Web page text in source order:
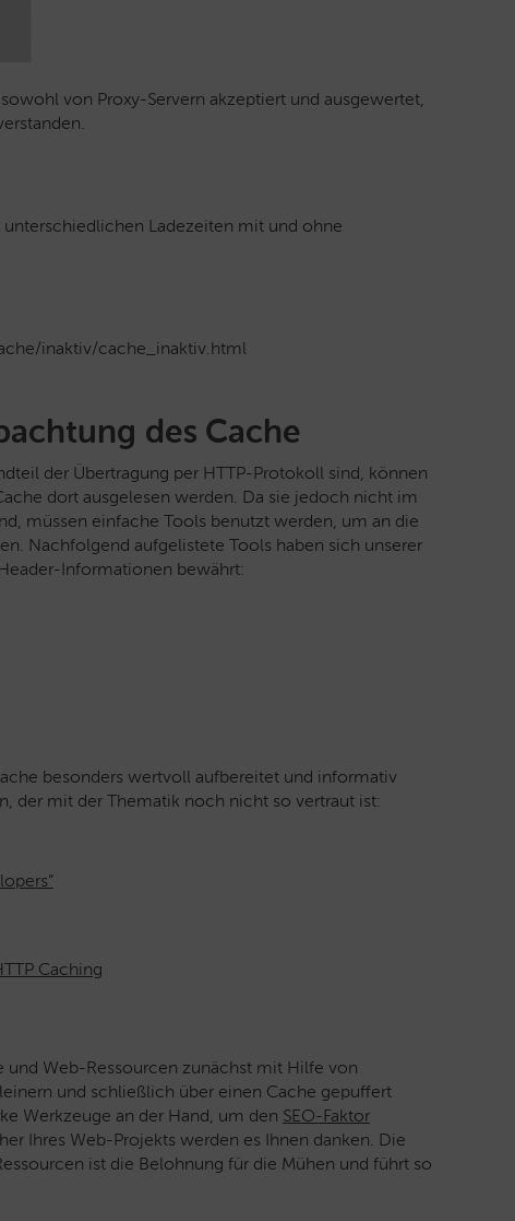
von Proxy-Servern akzeptiert und ausgewertet,
Ladezeiten mit und ohne
inaktiv/cache_inaktiv.html
des Cache
der Übertragung per HTTP-Protokoll sind, können
dort ausgelesen werden. Da sie jedoch nicht im
müssen einfache Tools benutzt werden, um an die
Nachfolgend aufgelistete Tools haben sich unserer
Informationen bewährt:
besonders wertvoll aufbereitet und informativ
der mit der Thematik noch nicht so vertraut ist:
Caching
Web-Ressourcen zunächst mit Hilfe von
und schließlich über einen Cache gepuffert
Werkzeuge an der Hand, um den SEO-Faktor
Ihres Web-Projekts werden es Ihnen danken. Die
ist die Belohnung für die Mühen und führt so